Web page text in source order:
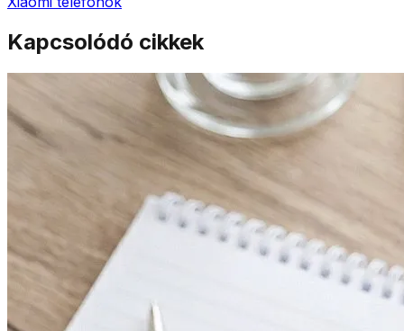
Kapcsolódó cikkek